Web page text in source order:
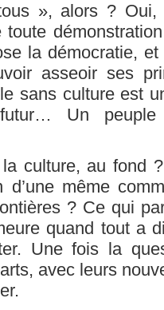
», alors ? Oui,
toute
la démocratie,
asseoir ses
sans culture est
Un
la culture, au fond
d’une même
? Ce qui
quand tout a
Une fois la
avec leurs